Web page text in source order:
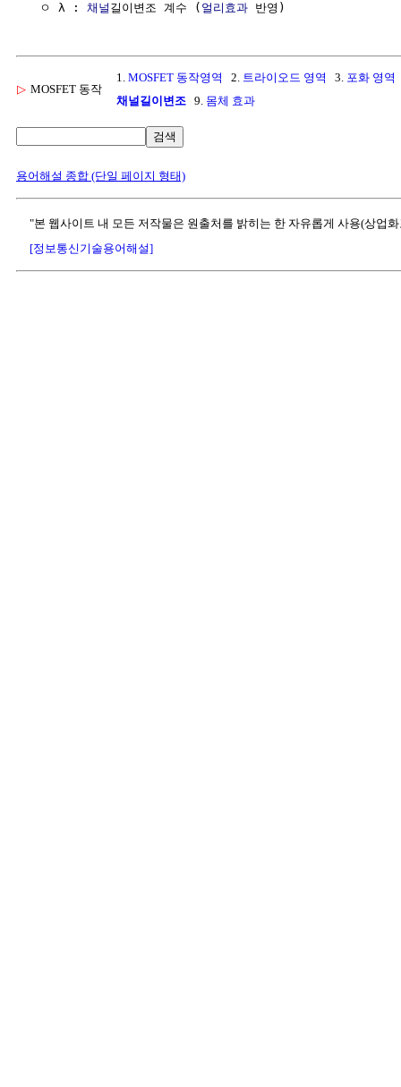
  ㅇ λ :
채널 길이변조 계수 ( 얼리효과
▷ MOSFET 동작
1. MOSFET 동작영역 2. 트라이오드 영역 3. 포화 영역
채널길이변조 9. 몸체 효과
검색
용어해설 종합 (단일 페이지 형태)
"본 웹사이트 내 모든 저작물은 원출처를 밝히는 한 자유롭게 사용(상업
[정보통신기술용어해설]